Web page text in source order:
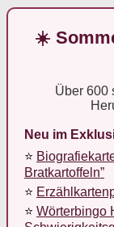
☀️
Über 600
Neu im
⭐
Bratkartoffeln”
⭐
⭐ Wörterbingo